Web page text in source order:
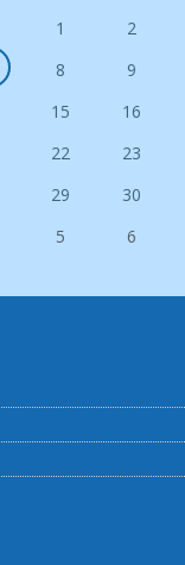
1
2
8
9
15
16
22
23
29
30
5 6